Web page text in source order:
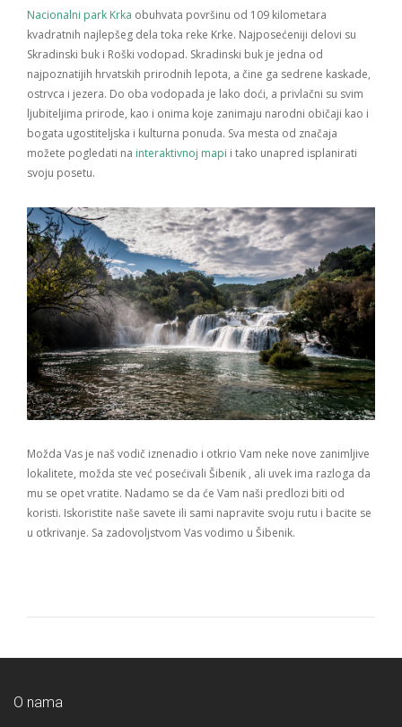
Nacionalni park Krka obuhvata površinu od 109 kilometara
kvadratnih najlepšeg dela toka reke Krke. Najposećeniji delovi su
Skradinski buk i Roški vodopad. Skradinski buk je jedna od
najpoznatijih hrvatskih prirodnih lepota, a čine ga sedrene kaskade,
ostrvca i jezera. Do oba vodopada je lako doći, a privlačni su svim
ljubiteljima prirode, kao i onima koje zanimaju narodni običaji kao i
bogata ugostiteljska i kulturna ponuda. Sva mesta od značaja
možete pogledati na interaktivnoj mapi i tako unapred isplanirati
svoju posetu.
Možda Vas je naš vodič iznenadio i otkrio Vam neke nove zanimljive
lokalitete, možda ste već posećivali Šibenik , ali uvek ima razloga da
mu se opet vratite. Nadamo se da će Vam naši predlozi biti od
koristi. Iskoristite naše savete ili sami napravite svoju rutu i bacite se
u otkrivanje. Sa zadovoljstvom Vas vodimo u Šibenik.
O nama